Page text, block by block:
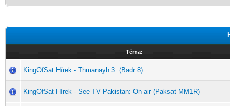
Téma:
KingOfSat Hírek - Thmanayh.3: (Badr 8)
KingOfSat Hírek - See TV Pakistan: On air (Paksat MM1R)